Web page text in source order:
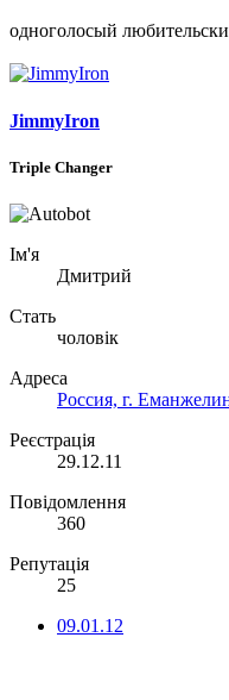
одноголосый
JimmyIron
Triple Changer
Ім'я
Дмитрий
Стать
чоловік
Адреса
Россия, г.
Реєстрація
29.12.11
Повідомлення
360
Репутація
25
09.01.12